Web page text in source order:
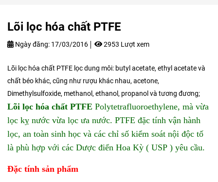
Lõi lọc hóa chất PTFE
Ngày đăng: 17/03/2016 2953 Lượt xem
Lõi lọc hóa chất PTFE lọc dung môi: butyl acetate, ethyl acetate và
chất béo khác, cũng như rượu khác nhau, acetone,
Dimethylsulfoxide, methanol, ethanol, propanol và tương đương;
Lõi lọc hóa chất PTFE Polytetrafluoroethylene, mà vừa
lọc kỵ nước vừa lọc ưa nước. PTFE đặc tính vận hành
lọc, an toàn sinh học và các chỉ số kiểm soát nội độc tố
là phù hợp với các Dược điển Hoa Kỳ ( USP ) yêu cầu.
Đặc tính sản phẩm